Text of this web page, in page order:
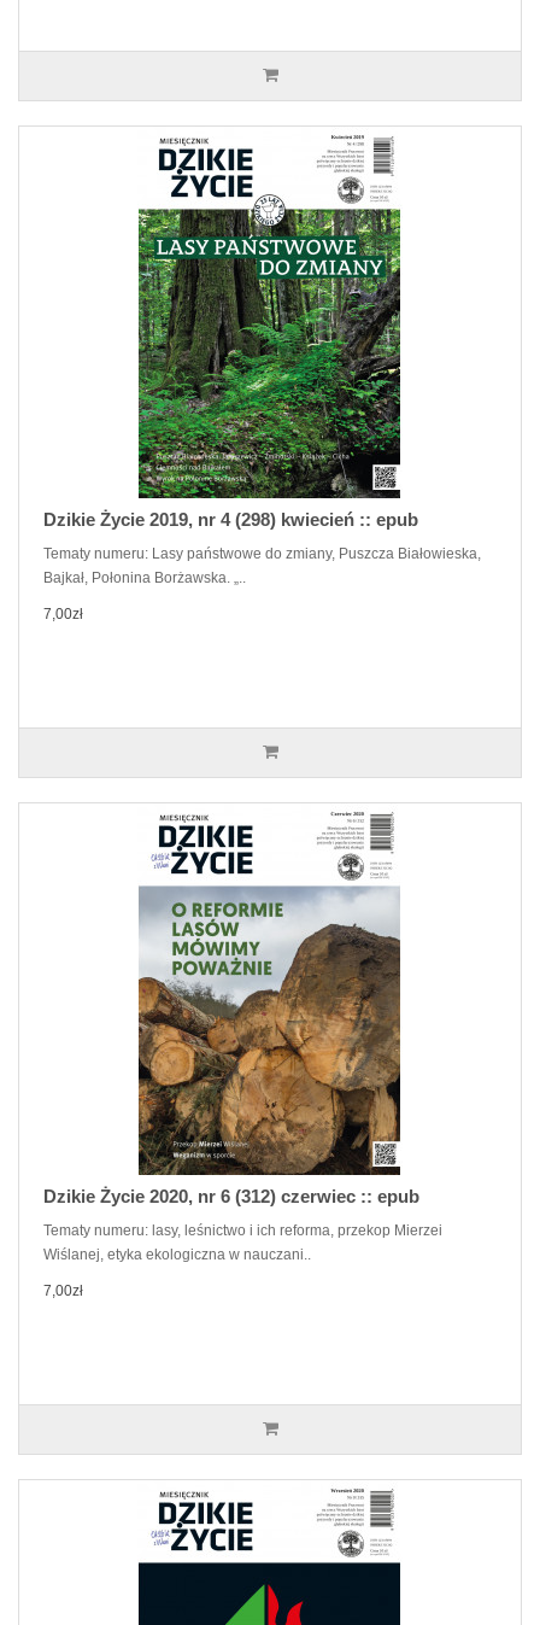
Dzikie Życie 2019, nr 4 (298) kwiecień :: epub
Tematy numeru: Lasy państwowe do zmiany, Puszcza Białowieska,
Bajkał, Połonina Borżawska. „..
7,00zł
Dzikie Życie 2020, nr 6 (312) czerwiec :: epub
Tematy numeru: lasy, leśnictwo i ich reforma, przekop Mierzei
Wiślanej, etyka ekologiczna w nauczani..
7,00zł